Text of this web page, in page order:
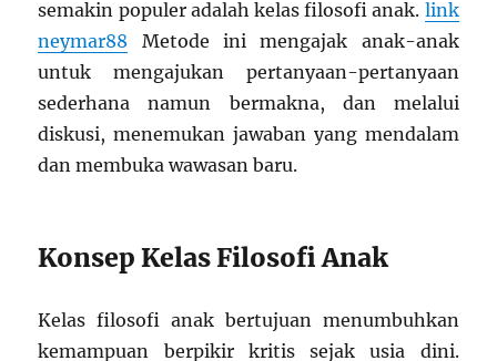
semakin populer adalah kelas filosofi anak. link
neymar88 Metode ini mengajak anak-anak
untuk mengajukan pertanyaan-pertanyaan
sederhana namun bermakna, dan melalui
diskusi, menemukan jawaban yang mendalam
dan membuka wawasan baru.
Konsep Kelas Filosofi Anak
Kelas filosofi anak bertujuan menumbuhkan
kemampuan berpikir kritis sejak usia dini.